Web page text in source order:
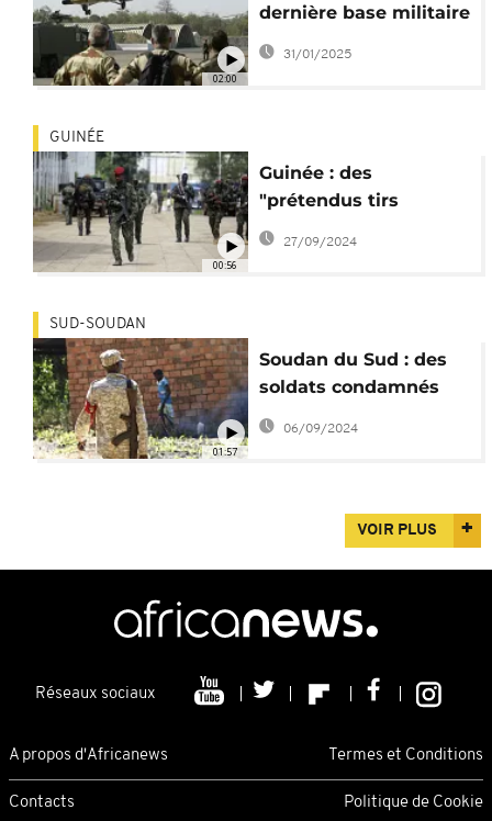
02:00
dernière base militaire
au Tchad
31/01/2025
00:56
GUINÉE
Guinée : des
"prétendus tirs
d'armes à la
Présidence" sèment la
27/09/2024
01:57
SUD-SOUDAN
Soudan du Sud : des
soldats condamnés
pour des agressions
06/09/2024
VOIR PLUS
Réseaux sociaux
A propos d'Africanews Termes et Conditions
Contacts Politique de Cookie